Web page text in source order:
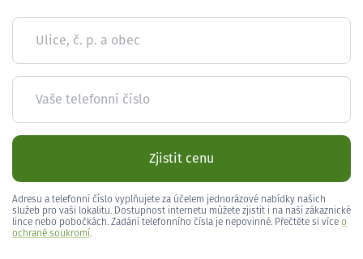
Ulice, č. p. a obec
Vaše telefonní číslo
Zjistit cenu
Adresu a telefonní číslo vyplňujete za účelem jednorázové nabídky našich
služeb pro vaši lokalitu. Dostupnost internetu můžete zjistit i na naší zákaznické
lince nebo pobočkách. Zadání telefonního čísla je nepovinné. Přečtěte si více o
ochraně soukromí.